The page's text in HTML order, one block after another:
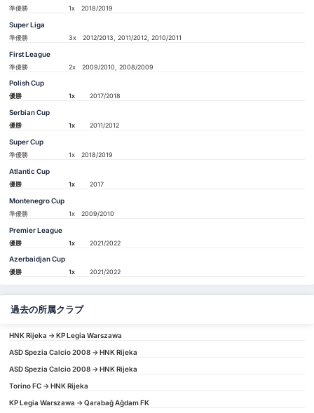
準優勝
1x 2018/2019
Super Liga
準優勝 3x 2012/2013, 2011/2012, 2010/2011
First League
準優勝 2x 2009/2010, 2008/2009
Polish Cup
優勝 1x 2017/2018
Serbian Cup
優勝 1x 2011/2012
Super Cup
準優勝 1x 2018/2019
Atlantic Cup
優勝 1x 2017
Montenegro Cup
準優勝 1x 2009/2010
Premier League
優勝 1x 2021/2022
Azerbaidjan Cup
優勝 1x 2021/2022
過去の所属クラブ
HNK Rijeka -> KP Legia Warszawa
ASD Spezia Calcio 2008 -> HNK Rijeka
ASD Spezia Calcio 2008 -> HNK Rijeka
Torino FC -> HNK Rijeka
KP Legia Warszawa -> Qarabağ Ağdam FK